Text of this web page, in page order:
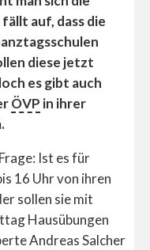
auf, dass die
diese jetzt
es gibt auch
ÖVP in ihrer
Ist es für
16 Uhr von ihren
sollen sie mit
Hausübungen
Andreas Salcher